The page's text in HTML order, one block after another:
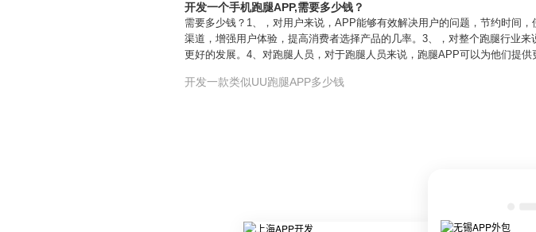
开发一个手机跑腿APP,需要多少钱？
需要多少钱？1、，对用户来说，APP能够有效解决用户的问题，节约时间
渠道，增强用户体验，提高消费者选择产品的几率。3、，对整个跑腿行业
更好的发展。4、对跑腿人员，对于跑腿人员来说，跑腿APP可以为他们提供
开发一款类似UU跑腿APP多少钱